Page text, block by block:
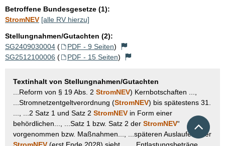
Betroffene Bundesgesetze (1):
StromNEV [alle RV hierzu]
Stellungnahmen/Gutachten (2):
SG2409030004 ( PDF - 9 Seiten)
SG2512100006 ( PDF - 15 Seiten)
Textinhalt von Stellungnahmen/Gutachten
...Reform von § 19 Abs. 2 StromNEV) Kernbotschaften ...,
...Stromnetzentgeltverordnung (StromNEV) bis spätestens 31.
..., ...2 Satz 1 und Satz 2 StromNEV in Form einer
behördlichen..., ...Satz 1 bzw. Satz 2 der StromNEV“
vorgenommen bzw. Maßnahmen..., ...späteren Auslaufens der
StromNEV (erst Ende 2028) sieht..., ...Entlastungsbeträge